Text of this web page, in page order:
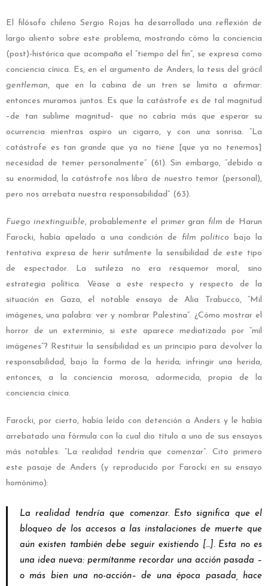
El filósofo chileno Sergio Rojas ha desarrollado una reflexión de
largo aliento sobre este problema, mostrando cómo la conciencia
(post)-histórica que acompaña el “tiempo del fin”, se expresa como
conciencia cínica. Es, en el argumento de Anders, la tesis del grácil
gentleman, que en la cabina de un tren se limita a afirmar:
entonces muramos juntos. Es que la catástrofe es de tal magnitud
–de tan sublime magnitud– que no cabría más que esperar su
ocurrencia mientras aspiro un cigarro, y con una sonrisa. “La
catástrofe es tan grande que ya no tiene [que ya no tenemos]
necesidad de temer personalmente” (61). Sin embargo, “debido a
su enormidad, la catástrofe nos libra de nuestro temor (personal),
pero nos arrebata nuestra responsabilidad” (63).
Fuego inextinguible, probablemente el primer gran film de Harun
Farocki, había apelado a una condición de film político bajo la
tentativa expresa de herir sutilmente la sensibilidad de este tipo
de espectador. La sutileza no era resquemor moral, sino
estrategia política. Véase a este respecto y respecto de la
situación en Gaza, el notable ensayo de Alia Trabucco, “Mil
imágenes, una palabra: ver y nombrar Palestina”. ¿Cómo mostrar el
horror de un exterminio, si este aparece mediatizado por “mil
imágenes”? Restituir la sensibilidad es un principio para devolver la
responsabilidad, bajo la forma de la herida; infringir una herida,
entonces, a la conciencia morosa, adormecida, propia de la
conciencia cínica.
Farocki, por cierto, había leído con detención a Anders y le había
arrebatado una fórmula con la cual dio título a uno de sus ensayos
más notables: “La realidad tendría que comenzar”. Cito primero
este pasaje de Anders (y reproducido por Farocki en su ensayo
homónimo):
La realidad tendría que comenzar. Esto significa que el
bloqueo de los accesos a las instalaciones de muerte que
aún existen también debe seguir existiendo […]. Esta no es
una idea nueva: permítanme recordar una acción pasada –
o más bien una no-acción– de una época pasada, hace